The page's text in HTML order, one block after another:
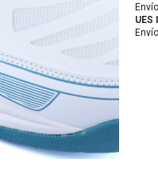
UES
productos preferidos
como metodo de pago
El monto disponible
por comercio